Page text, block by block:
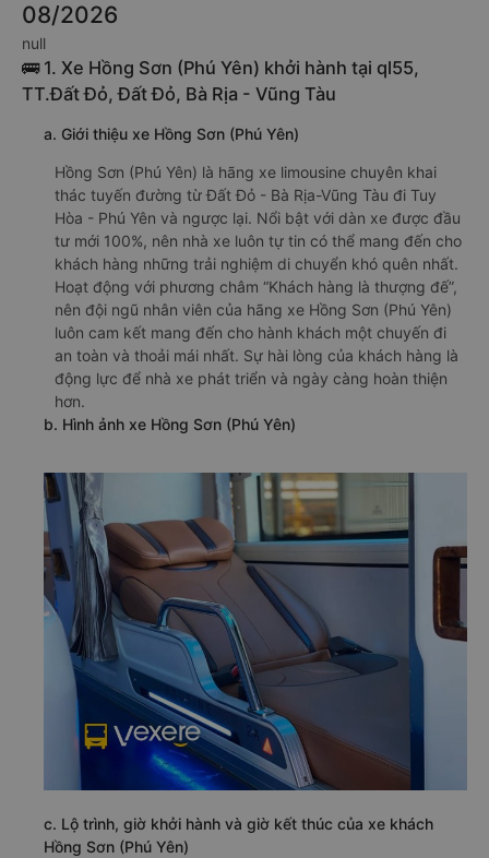
08/2026
null
🚌 1. Xe Hồng Sơn (Phú Yên) khởi hành tại ql55,
TT.Đất Đỏ, Đất Đỏ, Bà Rịa - Vũng Tàu
a. Giới thiệu xe Hồng Sơn (Phú Yên)
Hồng Sơn (Phú Yên) là hãng xe limousine chuyên khai
thác tuyến đường từ Đất Đỏ - Bà Rịa-Vũng Tàu đi Tuy
Hòa - Phú Yên và ngược lại. Nổi bật với dàn xe được đầu
tư mới 100%, nên nhà xe luôn tự tin có thể mang đến cho
khách hàng những trải nghiệm di chuyển khó quên nhất.
Hoạt động với phương châm “Khách hàng là thượng đế”,
nên đội ngũ nhân viên của hãng xe Hồng Sơn (Phú Yên)
luôn cam kết mang đến cho hành khách một chuyến đi
an toàn và thoải mái nhất. Sự hài lòng của khách hàng là
động lực để nhà xe phát triển và ngày càng hoàn thiện
hơn.
b. Hình ảnh xe Hồng Sơn (Phú Yên)
c. Lộ trình, giờ khởi hành và giờ kết thúc của xe khách
Hồng Sơn (Phú Yên)